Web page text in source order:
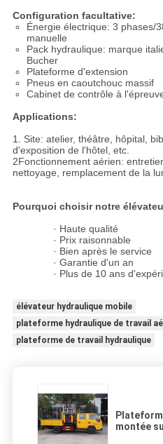
Configuration facultative:
Énergie électrique: 3 phases/
manuelle
Pack hydraulique: marque
Bucher
Plateforme d'extension
Pneus en caoutchouc massif
Cabinet de contrôle à
Applications:
1. Site: atelier, théâtre, hôpital,
d'exposition de l'hôtel, etc.
2Fonctionnement aérien:
nettoyage, remplacement de la
Pourquoi choisir notre
· Haute qualité
· Prix raisonnable
· Bien après le service
· Garantie d'un an
· Plus de 10 ans
élévateur hydraulique mobile
plateforme hydraulique de travail
plateforme de travail hydraulique
montée